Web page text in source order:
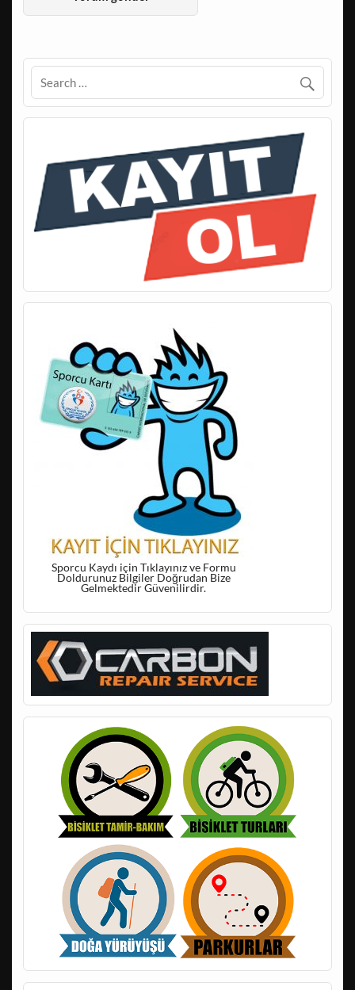
Sporcu Kaydı için Tıklayınız ve Formu
Doldurunuz Bilgiler Doğrudan Bize
Gelmektedir Güvenilirdir.